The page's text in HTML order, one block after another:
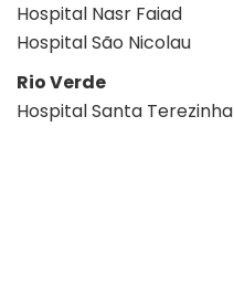
Hospital Nasr Faiad
Hospital São Nicolau
Rio Verde
Hospital Santa Terezinha